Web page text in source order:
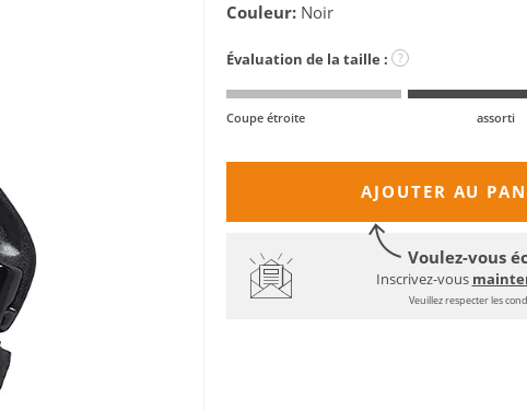
Couleur: Noir
Évaluation de la taille : ?
Coupe étroite assorti
AJOUTER AU
Voulez-vous
Inscrivez-vous
Veuillez respecter les